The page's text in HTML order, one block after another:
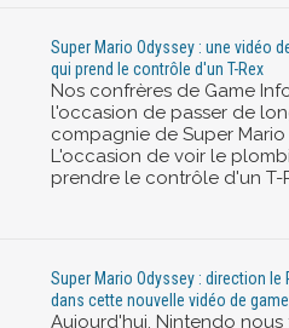
Super Mario Odyssey : une vidéo
qui prend le contrôle d'un T-Rex
Nos confrères de Game
l'occasion de passer de
compagnie de Super Mario
L'occasion de voir le
prendre le contrôle d'un T-
Super Mario Odyssey : direction le
dans cette nouvelle vidéo de
Aujourd'hui, Nintendo